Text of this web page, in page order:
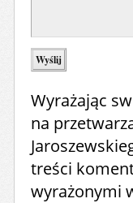
Wyrażając
na
treści
wyrażonymi